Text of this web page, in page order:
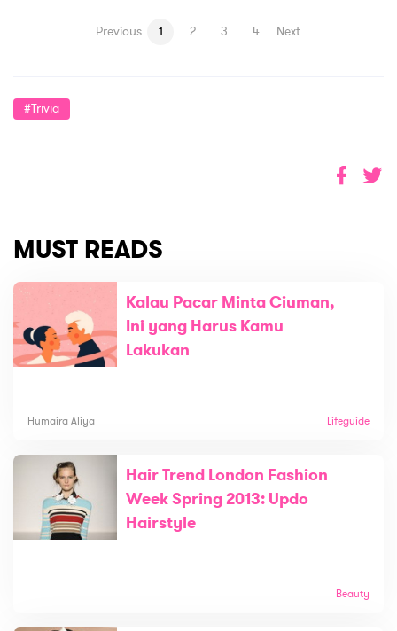
Previous 1 2 3 4 Next
#Trivia
MUST READS
Kalau Pacar Minta Ciuman,
Ini yang Harus Kamu
Lakukan
Humaira Aliya Lifeguide
Hair Trend London Fashion
Week Spring 2013: Updo
Hairstyle
Beauty